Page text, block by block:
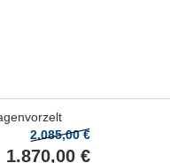
2.085,00 €
1.870,00 €